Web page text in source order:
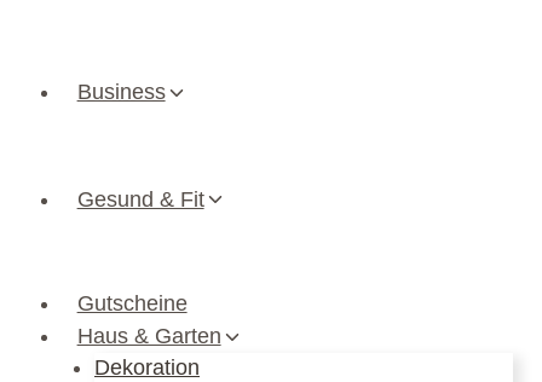
Business
Gesund & Fit
Gutscheine
Haus & Garten
Dekoration